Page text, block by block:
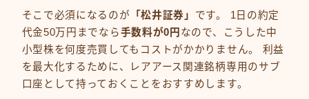
そこで必須になるのが 「松井証券」 です。 1日の約定
代金50万円までなら手数料が0円 なので、こうした中
小型株を何度売買してもコストがかかりません。 利益
を最大化するために、レアアース関連銘柄専用のサブ
口座として持っておくことをおすすめします。